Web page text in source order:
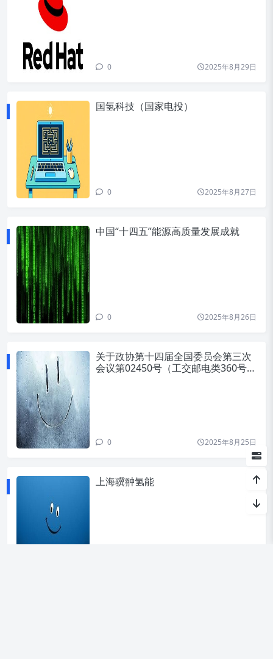
0 2025年8月29日
国氢科技（国家电投）
0 2025年8月27日
中国“十四五”能源高质量发展成就
0 2025年8月26日
关于政协第十四届全国委员会第三次
会议第02450号（工交邮电类360号）
0 2025年8月25日
上海骥翀氢能